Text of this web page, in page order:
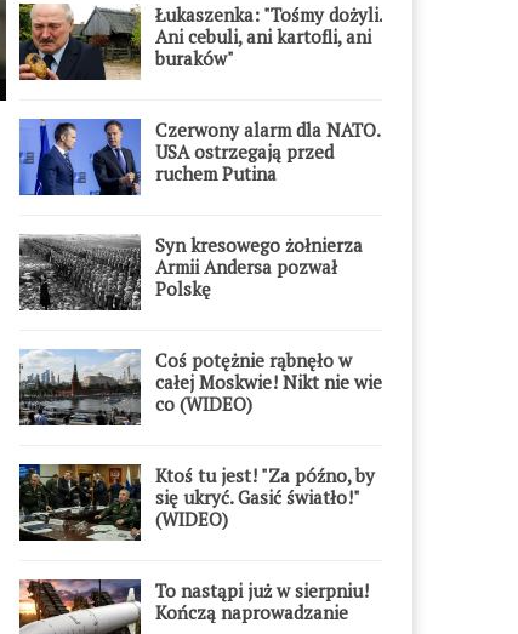
Łukaszenka: "Tośmy dożyli.
Ani cebuli, ani kartofli, ani
buraków"
Czerwony alarm dla NATO.
USA ostrzegają przed
ruchem Putina
Syn kresowego żołnierza
Armii Andersa pozwał
Polskę
Coś potężnie rąbnęło w
całej Moskwie! Nikt nie wie
co (WIDEO)
Ktoś tu jest! "Za późno, by
się ukryć. Gasić światło!"
(WIDEO)
To nastąpi już w sierpniu!
Kończą naprowadzanie